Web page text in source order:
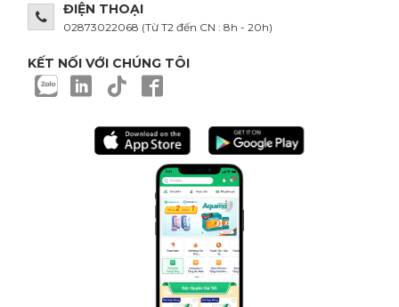
ĐIỆN THOẠI
02873022068 (Từ T2 đến CN : 8h - 20h)
KẾT NỐI VỚI CHÚNG TÔI